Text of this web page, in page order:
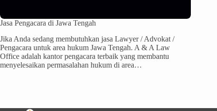
Jasa Pengacara di Jawa Tengah
Jika Anda sedang membutuhkan jasa Lawyer / Advokat /
Pengacara untuk area hukum Jawa Tengah. A & A Law
Office adalah kantor pengacara terbaik yang membantu
menyelesaikan permasalahan hukum di area…